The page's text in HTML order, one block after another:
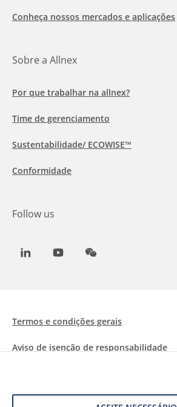
Conheça nossos mercados e aplicações
Sobre a Allnex
Por que trabalhar na allnex?
Time de gerenciamento
Sustentabilidade/ ECOWISE™
Conformidade
Follow us
LinkedInYoutubeWeChat
Termos e condições gerais
Aviso de isenção de responsabilidade
Proteção de dados